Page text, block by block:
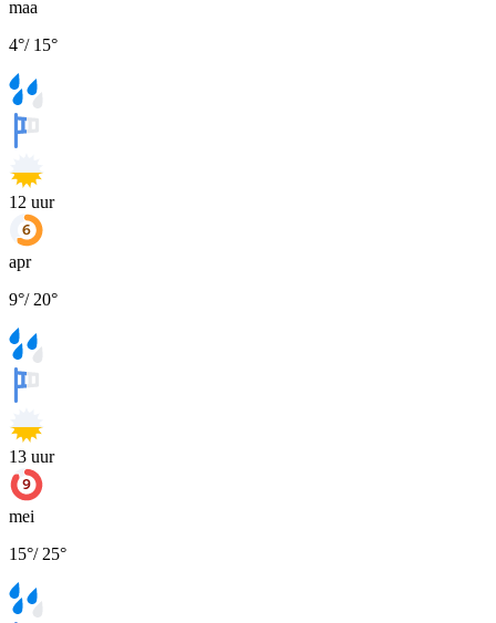
maa
4°/ 15°
12 uur
apr
9°/ 20°
13 uur
mei
15°/ 25°